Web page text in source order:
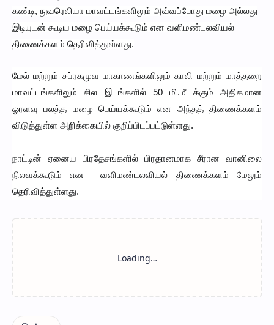
கண்டி, நுவரெலியா மாவட்டங்களிலும் அவ்வப்போது மழை அல்லது
இடியுடன் கூடிய மழை பெய்யக்கூடும் என வளிமண்டலவியல்
திணைக்களம் தெரிவித்துள்ளது.
மேல் மற்றும் சப்ரகமுவ மாகாணங்களிலும் காலி மற்றும் மாத்தறை
மாவட்டங்களிலும் சில இடங்களில் 50 மி.மீ க்கும் அதிகமான
ஓரளவு பலத்த மழை பெய்யக்கூடும் என அந்தத் திணைக்களம்
விடுத்துள்ள அறிக்கையில் குறிப்பிடப்பட்டுள்ளது.
நாட்டின் ஏனைய பிரதேசங்களில் பிரதானமாக சீரான வானிலை
நிலவக்கூடும் என வளிமண்டலவியல் திணைக்களம் மேலும்
தெரிவித்துள்ளது.